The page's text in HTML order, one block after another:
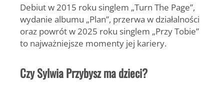
Debiut w 2015 roku singlem „Turn The Page”,
wydanie albumu „Plan”, przerwa w działalności
oraz powrót w 2025 roku singlem „Przy Tobie”
to najważniejsze momenty jej kariery.
Czy Sylwia Przybysz ma dzieci?